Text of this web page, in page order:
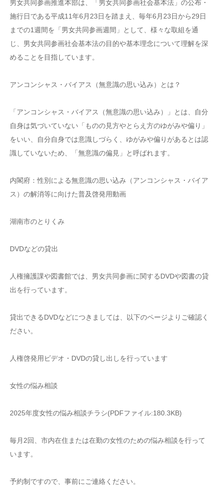
男女共同参画推進本部は、「男女共同参画社会基本法」の公布・
施行日である平成11年6月23日を踏まえ、毎年6月23日から29日
までの1週間を「男女共同参画週間」として、様々な取組を通
じ、男女共同参画社会基本法の目的や基本理念について理解を深
めることを目指しています。
アンコンシャス・バイアス（無意識の思い込み）とは？
「アンコンシャス・バイアス（無意識の思い込み）」とは、自分
自身は気づいていない「ものの見方やとらえ方のゆがみや偏り」
をいい、自分自身では意識しづらく、ゆがみや偏りがあるとは認
識していないため、「無意識の偏見」と呼ばれます。
内閣府：性別による無意識の思い込み（アンコンシャス・バイア
ス）の解消等に向けた普及啓発用動画
湖南市のとりくみ
DVDなどの貸出
人権擁護課や図書館では、男女共同参画に関するDVDや図書の貸
出を行っています。
貸出できるDVDなどにつきましては、以下のページよりご確認く
ださい。
人権啓発用ビデオ・DVDの貸し出しを行っています
女性の悩み相談
2025年度女性の悩み相談チラシ(PDFファイル:180.3KB)
毎月2回、市内在住または在勤の女性のための悩み相談を行って
います。
予約制ですので、事前にご連絡ください。